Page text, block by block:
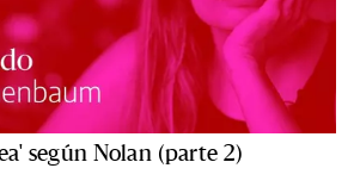
según Nolan (parte 2)